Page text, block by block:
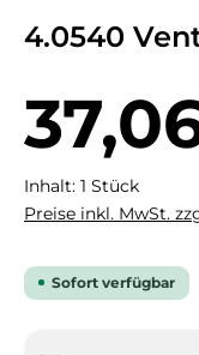
4.0540
Inhalt: 1 Stück
Preise inkl. MwSt.
Sofort verfügbar
Produkt